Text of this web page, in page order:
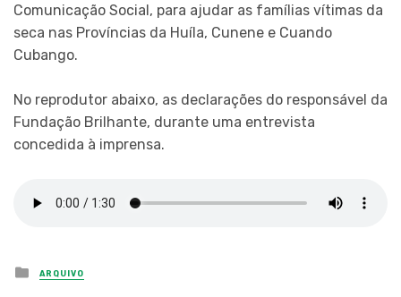
Comunicação Social, para ajudar as famílias vítimas da
seca nas Províncias da Huíla, Cunene e Cuando
Cubango.
No reprodutor abaixo, as declarações do responsável da
Fundação Brilhante, durante uma entrevista
concedida à imprensa.
Posted
in
ARQUIVO